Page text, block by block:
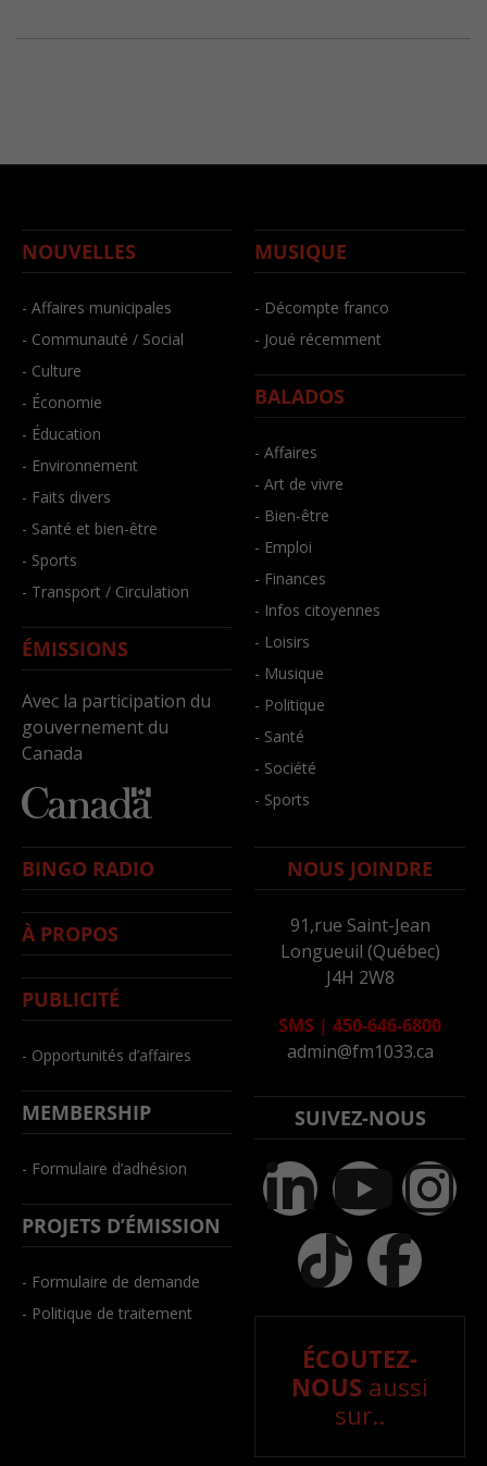
NOUVELLES
- Affaires municipales
- Communauté / Social
- Culture
- Économie
- Éducation
- Environnement
- Faits divers
- Santé et bien-être
- Sports
- Transport / Circulation
ÉMISSIONS
Avec la participation du
gouvernement du
Canada
MUSIQUE
- Décompte franco
- Joué récemment
BALADOS
- Affaires
- Art de vivre
- Bien-être
- Emploi
- Finances
- Infos citoyennes
- Loisirs
- Musique
- Politique
- Santé
- Société
- Sports
BINGO RADIO
À PROPOS
PUBLICITÉ
- Opportunités d’affaires
MEMBERSHIP
- Formulaire d’adhésion
PROJETS D’ÉMISSION
- Formulaire de demande
- Politique de traitement
NOUS JOINDRE
91,rue Saint-Jean
Longueuil (Québec)
J4H 2W8
SMS | 450-646-6800
admin@fm1033.ca
SUIVEZ-NOUS
ÉCOUTEZ-
NOUS aussi
sur..